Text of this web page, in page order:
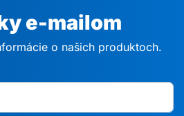
e-mailom
o našich produktoch.